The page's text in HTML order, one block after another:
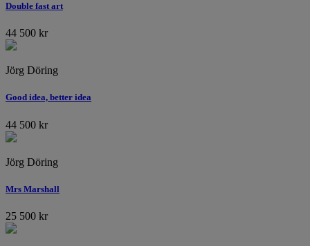
Double fast art
44 500 kr
Jörg Döring
Good idea, better idea
44 500 kr
Jörg Döring
Mrs Marshall
25 500 kr